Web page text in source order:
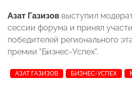
Азат Газизов выступил
сессии форума и принял
победителей регионального
премии "Бизнес-Успех".
АЗАТ ГАЗИЗОВ БИЗНЕС-УСПЕХ